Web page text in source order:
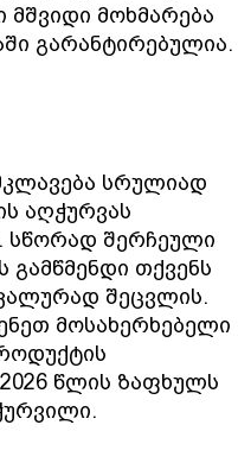
მშვიდი მოხმარება
გარანტირებულია.
სრულიად
აღჭურვას
სწორად შერჩეული
თქვენს
შეცვლის.
მოსახერხებელი
წლის ზაფხულს